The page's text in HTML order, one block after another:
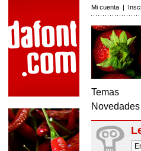
Mi cuenta |
Temas
Novedades